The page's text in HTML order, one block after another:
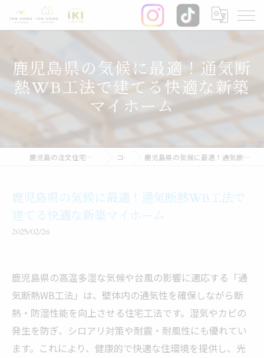
鹿児島県の気候に最適！通気断
熱WB工法で建てる快適な新築
マイホーム
鹿児島の注文住宅なら株式会社イオン・ホーム コラム 鹿児島県の気候に最適！通気断熱WB工法で建てる快適な新築マイホーム
鹿児島県の気候に最適！通気断熱WB工法で
建てる快適な新築マイホーム
2025/02/26
鹿児島県の高温多湿な気候や台風の影響に適応する「通
気断熱WB工法」は、壁体内の通気性を確保しながら断
熱・防湿性能を向上させる住宅工法です。湿気やカビの
発生を防ぎ、シロアリ対策や耐震・耐風性にも優れてい
ます。これにより、健康的で快適な住環境を提供し、光